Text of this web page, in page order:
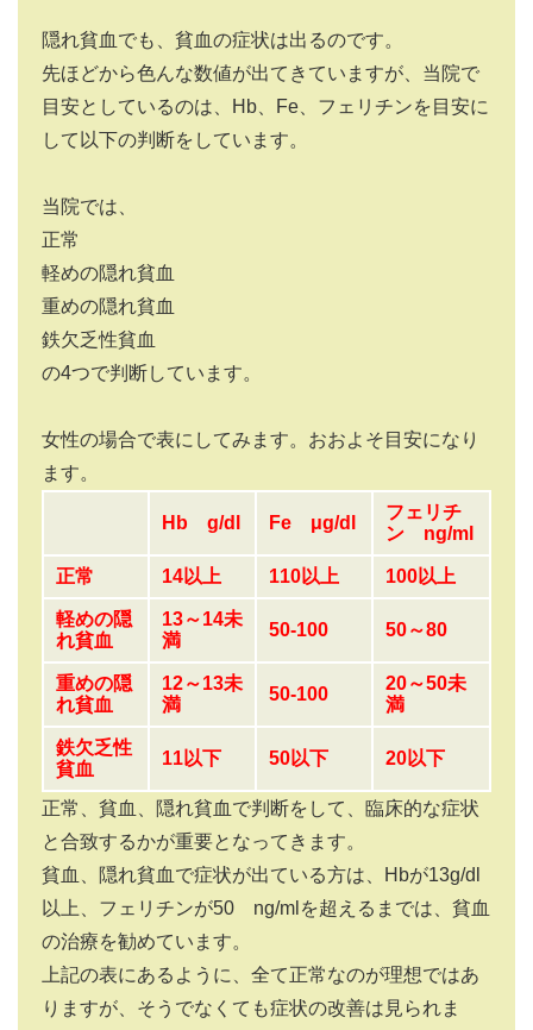
隠れ貧血でも、貧血の症状は出るのです。
先ほどから色んな数値が出てきていますが、当院で
目安としているのは、Hb、Fe、フェリチンを目安に
して以下の判断をしています。
当院では、
正常
軽めの隠れ貧血
重めの隠れ貧血
鉄欠乏性貧血
の4つで判断しています。
女性の場合で表にしてみます。おおよそ目安になり
ます。
Hb g/dl Fe μg/dl
フェリチ
ン ng/ml
正常 14以上 110以上 100以上
軽めの隠
れ貧血
13～14未
満
50-100 50～80
重めの隠
れ貧血
12～13未
満
50-100
20～50未
満
鉄欠乏性
貧血
11以下 50以下 20以下
正常、貧血、隠れ貧血で判断をして、臨床的な症状
と合致するかが重要となってきます。
貧血、隠れ貧血で症状が出ている方は、Hbが13g/dl
以上、フェリチンが50 ng/mlを超えるまでは、貧血
の治療を勧めています。
上記の表にあるように、全て正常なのが理想ではあ
りますが、そうでなくても症状の改善は見られま